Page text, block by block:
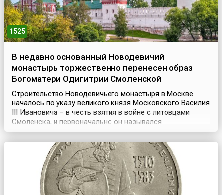
1525
В недавно основанный Новодевичий
монастырь торжественно перенесен образ
Богоматери Одигитрии Смоленской
Строительство Новодевичьего монастыря в Москве
началось по указу великого князя Московского Василия
III Ивановича – в честь взятия в войне с литовцами
Смоленска, и первоначально он назывался
«Богородице-Смоленский». Монастырь представлял
собой крепость, обнесенную мощной крепостной стеной
с 12 башнями.Год спустя, (28 июля) 7 августа 1525 года,
сюда из Благовещенского собора московского Кремля